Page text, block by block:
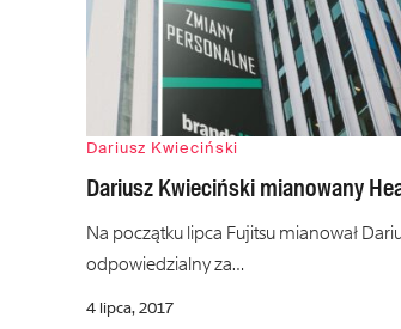
Dariusz Kwieciński
Dariusz Kwieciński mianowany
Na początku lipca Fujitsu mianował
odpowiedzialny za…
4 lipca, 2017